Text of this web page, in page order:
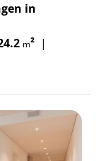
in
m² |